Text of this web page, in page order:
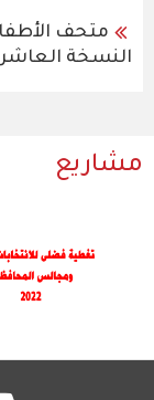
النسخة
مشاريع